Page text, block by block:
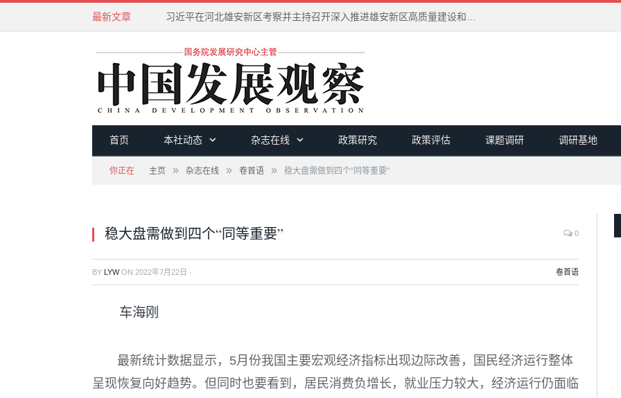
最新文章 习近平在河北雄安新区考察并主持召开深入推进雄安新区高质量建设和发展座谈会
首页 本社动态 杂志在线 政策研究 政策评估 课题调研 调研基地
你正在 主页 » 杂志在线 » 卷首语 » 稳大盘需做到四个“同等重要”
稳大盘需做到四个“同等重要” 0
BY LYWON 2022年7月22日 · 卷首语
车海刚
最新统计数据显示，5月份我国主要宏观经济指标出现边际改善，国民经济运行整体
呈现恢复向好趋势。但同时也要看到，居民消费负增长，就业压力较大，经济运行仍面临